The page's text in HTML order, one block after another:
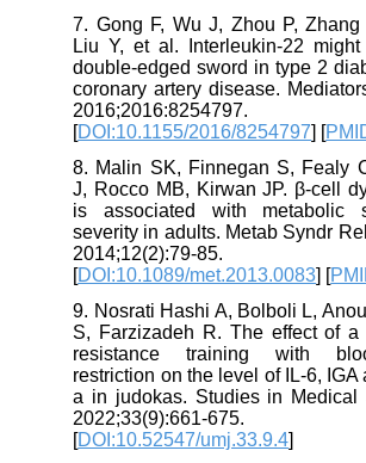
7. Gong F, Wu J, Zhou P,
Liu Y, et al. Interleukin-22
double-edged sword in type 2
coronary artery disease.
2016;2016:8254797.
[DOI:10.1155/2016/8254797] [
8. Malin SK, Finnegan S, Fealy
J, Rocco MB, Kirwan JP. β-cell
is associated with metabolic
severity in adults. Metab Syndr
2014;12(2):79-85.
[DOI:10.1089/met.2013.0083] [
9. Nosrati Hashi A, Bolboli L,
S, Farzizadeh R. The effect of
resistance training with
restriction on the level of IL-6,
a in judokas. Studies in
2022;33(9):661-675.
[DOI:10.52547/umj.33.9.4